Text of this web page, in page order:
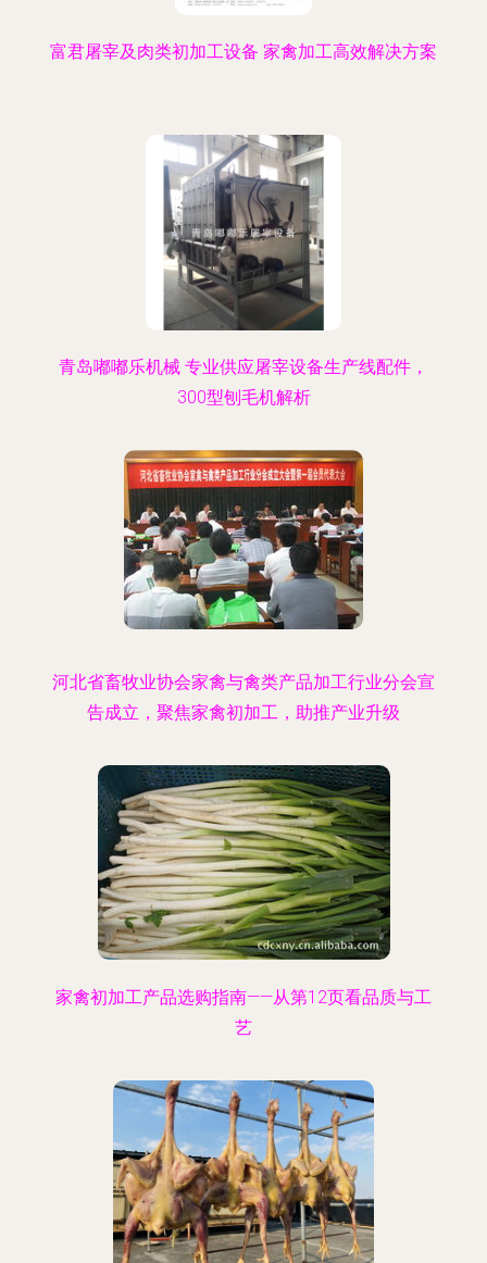
富君屠宰及肉类初加工设备 家禽加工高效解决方案
青岛嘟嘟乐机械 专业供应屠宰设备生产线配件，
300型刨毛机解析
河北省畜牧业协会家禽与禽类产品加工行业分会宣
告成立，聚焦家禽初加工，助推产业升级
家禽初加工产品选购指南——从第12页看品质与工
艺